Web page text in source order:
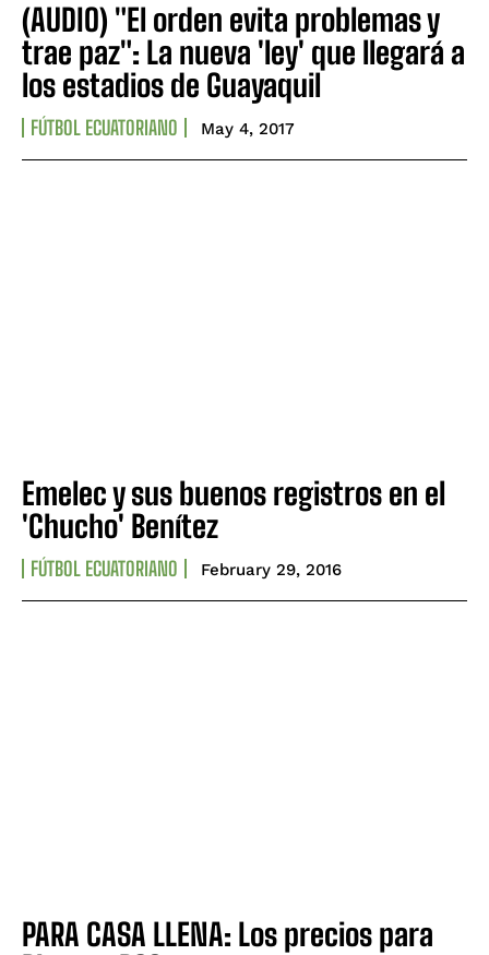
(AUDIO) "El orden evita problemas y
trae paz": La nueva 'ley' que llegará a
los estadios de Guayaquil
FÚTBOL ECUATORIANO May 4, 2017
Emelec y sus buenos registros en el
'Chucho' Benítez
FÚTBOL ECUATORIANO February 29, 2016
PARA CASA LLENA: Los precios para